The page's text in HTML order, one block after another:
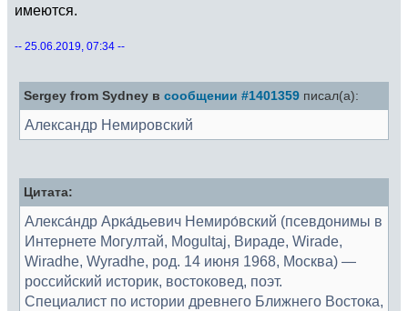
имеются.
-- 25.06.2019, 07:34 --
Sergey from Sydney в сообщении #1401359 писал(а):
Александр Немировский
Цитата:
Алекса́ндр Арка́дьевич Немиро́вский (псевдонимы в
Интернете Могултай, Mogultaj, Вираде, Wirade,
Wiradhe, Wyradhe, род. 14 июня 1968, Москва) —
российский историк, востоковед, поэт.
Специалист по истории древнего Ближнего Востока,